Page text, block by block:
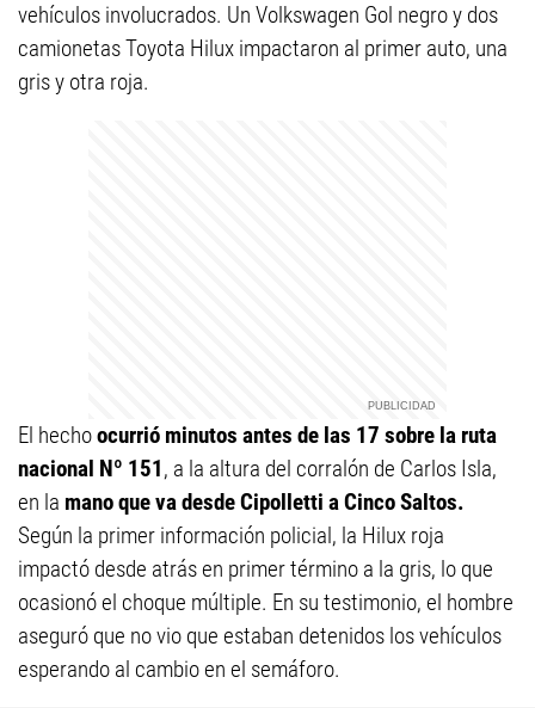
vehículos involucrados. Un Volkswagen Gol negro y dos
camionetas Toyota Hilux impactaron al primer auto, una
gris y otra roja.
El hechoocurrió minutos antes de las 17 sobre la ruta
nacional Nº 151, a la altura del corralón de Carlos Isla,
en la mano que va desde Cipolletti a Cinco Saltos.
Según la primer información policial, la Hilux roja
impactó desde atrás en primer término a la gris, lo que
ocasionó el choque múltiple. En su testimonio, el hombre
aseguró que no vio que estaban detenidos los vehículos
esperando al cambio en el semáforo.